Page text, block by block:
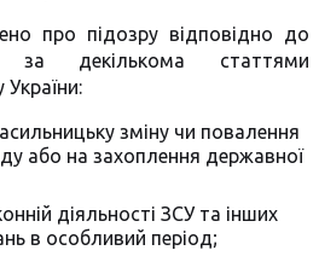
про підозру відповідно до
за декількома статтями
зміну чи повалення
або на захоплення державної
діяльності ЗСУ та інших
в особливий період;